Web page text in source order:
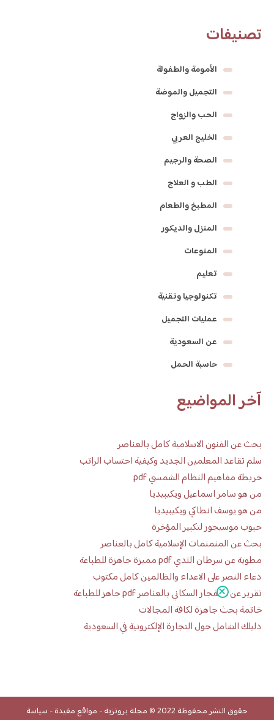
تصنيفات
الأمومة والطفولة
التجميل والموضة
الحب والزواج
الخليج العربي
الصحة والرجيم
الطب و العلاج
المطبخ والطعام
المنزل والديكور
المنوعات
تعليم
تكنولوجيا وتقنية
عمليات التجميل
عن السعودية
حاسبة الحمل
آخر المواضيع
بحث عن الفنون الاسلامية كامل بالعناصر
سلم تقاعد المعلمين الجديد وكيفية احتساب الراتب
خريطة مفاهيم النظام الشمسي pdf
من هو سامر اسماعيل ويكيبيديا
من هو يوسف انطاكي ويكيبيديا
حبوب موسيجور لتكبير المؤخرة
بحث عن المنمنمات الإسلامية كامل بالعناصر
مطوية عن سرطان الثدي pdf مميزة جاهزة للطباعة
دعاء النصر على الاعداء والظالمين كامل مكتوب
تقرير عن الانفجار السكاني بالعناصر pdf جاهز للطباعة
خاتمة بحث جاهزة لكافة المجالات
دليلك الشامل حول التجارة الإلكترونية في السعودية
حقوق النشر محفوظة 2022 © مجلة برونزية-مواقع مفيدة-سياسة